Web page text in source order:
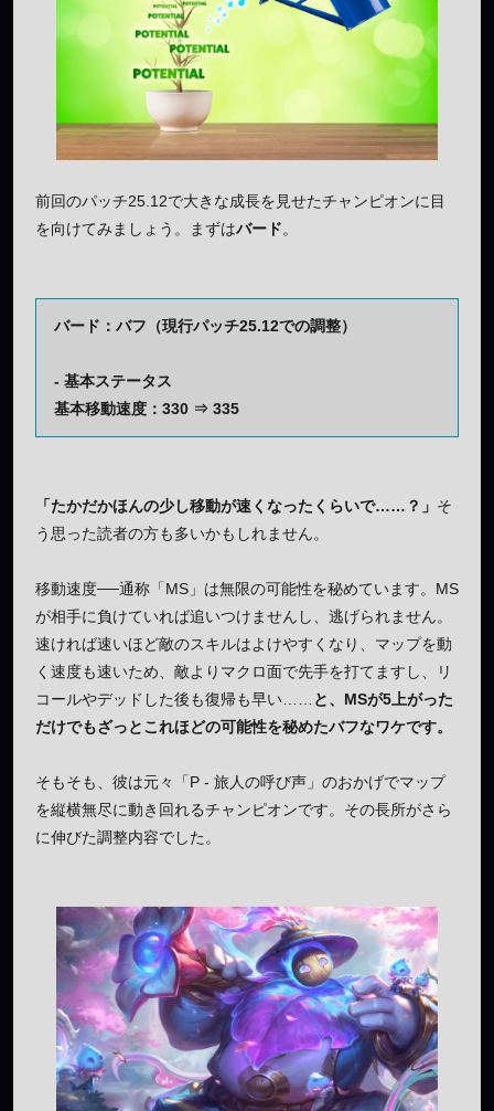
前回のパッチ25.12で大きな成長を見せたチャンピオンに目
を向けてみましょう。まずはバード。
バード：バフ（現行パッチ25.12での調整）
- 基本ステータス
基本移動速度：330 ⇒ 335
「たかだかほんの少し移動が速くなったくらいで……？」 そ
う思った読者の方も多いかもしれません。
移動速度──通称「MS」は無限の可能性を秘めています。MS
が相手に負けていれば追いつけませんし、逃げられません。
速ければ速いほど敵のスキルはよけやすくなり、マップを動
く速度も速いため、敵よりマクロ面で先手を打てますし、リ
コールやデッドした後も復帰も早い…… と、MSが5上がった
だけでもざっとこれほどの可能性を秘めたバフなワケです。
そもそも、彼は元々「P - 旅人の呼び声」のおかげでマップ
を縦横無尽に動き回れるチャンピオンです。その長所がさら
に伸びた調整内容でした。